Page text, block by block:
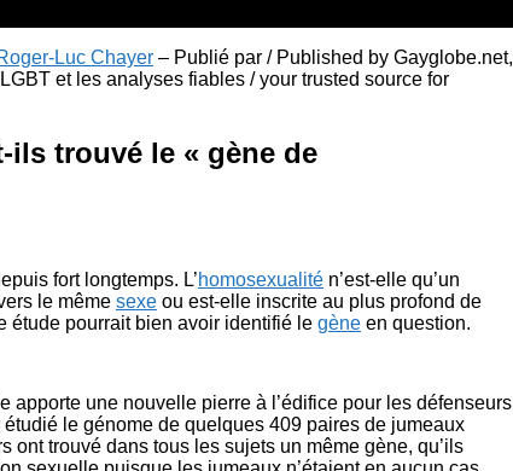
Luc Chayer – Publié par / Published by Gayglobe.net,
et les analyses fiables / your trusted source for
ils trouvé le « gène de
fort longtemps. L’homosexualité n’est-elle qu’un
le même sexe ou est-elle inscrite au plus profond de
étude pourrait bien avoir identifié le gène en question.
apporte une nouvelle pierre à l’édifice pour les défenseurs
le génome de quelques 409 paires de jumeaux
ont trouvé dans tous les sujets un même gène, qu’ils